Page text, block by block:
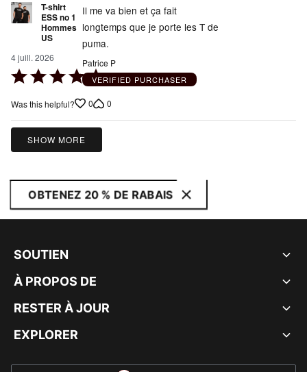
T-shirt
ESS no 1
Hommes
US
4 juill. 2026
Rated
out
of
Il me va bien et ça fait
longtemps que je porte les T de
puma.
Patrice P
VERIFIED PURCHASER
Was this helpful? 0 0
SHOW MORE
OBTENEZ 20 % DE RABAIS
SOUTIEN
À PROPOS DE
RESTER À JOUR
EXPLORER